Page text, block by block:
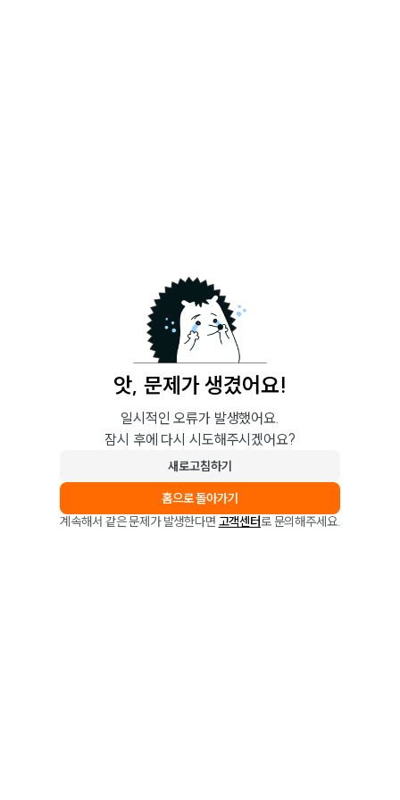
앗, 문제가 생겼어요!
일시적인 오류가 발생했어요.
잠시 후에 다시 시도해주시겠어요?
새로고침하기
홈으로 돌아가기
계속해서 같은 문제가 발생한다면 고객센터로 문의해주세요.